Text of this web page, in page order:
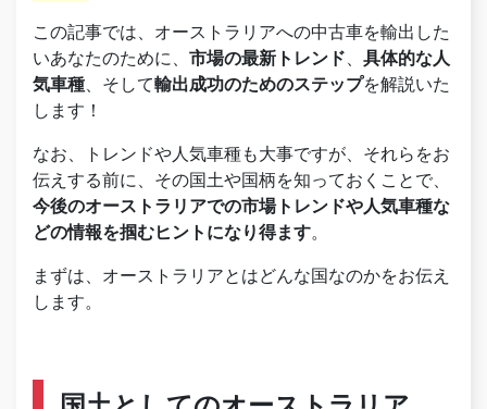
この記事では、オーストラリアへの中古車を輸出した
いあなたのために、 市場の最新トレンド、 具体的な人
気車種、そして輸出成功のためのステップを解説いた
します！
なお、トレンドや人気車種も大事ですが、それらをお
伝えする前に、その国土や国柄を知っておくことで、
今後のオーストラリアでの市場トレンドや人気車種な
どの情報を掴むヒントになり得ます。
まずは、オーストラリアとはどんな国なのかをお伝え
します。